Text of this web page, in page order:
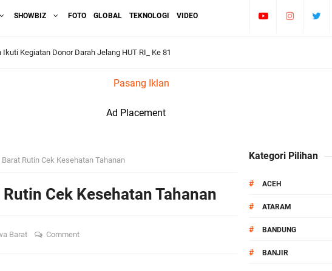
SHOWBIZ FOTO GLOBAL TEKNOLOGI VIDEO
Kegiatan Donor Darah Jelang HUT RI_ Ke 81
Kapolri Polda NTB Gelar Apel Siaga Kamtibmas Serentak
Predikat 'A' Layanan Prima Tingkat Polres Jajaran
Pasang Iklan
Ad Placement
Rutin Cek Kesehatan Tahanan
Cek Kesehatan Tahanan
Barat Comment
Kategori Pilihan
# ACEH
# ATARAM
# BANDUNG
# BANJIR